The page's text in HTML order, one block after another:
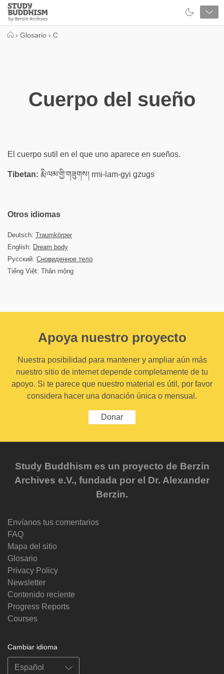
Close
Study
Buddhism
› Glosario › C
Cuerpo del sueño
El cuerpo sutil en el que uno aparece en sueños.
Tibetan: རྨི་ལམ་གྱི་གཟུགས། rmi-lam-gyi gzugs
Otros idiomas
Deutsch: Traumkörper
English: Dream body
Русский: Сновиденное тело
Tiếng Việt: Thân mộng
Apoya nuestro proyecto
Nuestra posibilidad para mantener y ampliar aún más
nuestro sitio de internet depende completamente de tu
apoyo. Si te parece que nuestro material es útil, por favor
considera hacer una donación única o mensual.
Donar
Study Buddhism es un proyecto de Berzin
Archives e.V., fundada por el Dr. Alexander
Berzin.
Envíanos tus comentarios
FAQ
Mapa del sitio
Glosario
Privacy Policy
Newsletter
Contenido reciente
Progress Reports
Courses
Cambiar idioma